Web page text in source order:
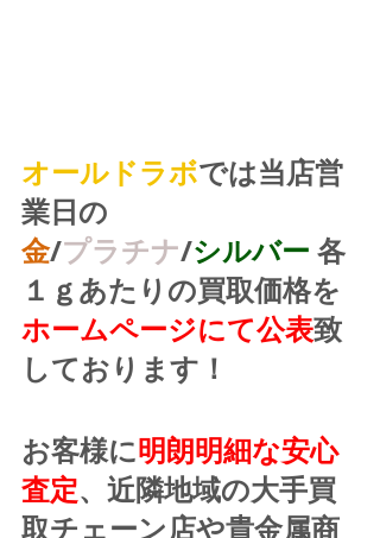
オールドラボでは当店営
業日の
金/プラチナ/シルバー 各
１ｇあたりの買取価格を
ホームページにて公表致
しております！
お客様に明朗明細な安心
査定、近隣地域の大手買
取チェーン店や貴金属商